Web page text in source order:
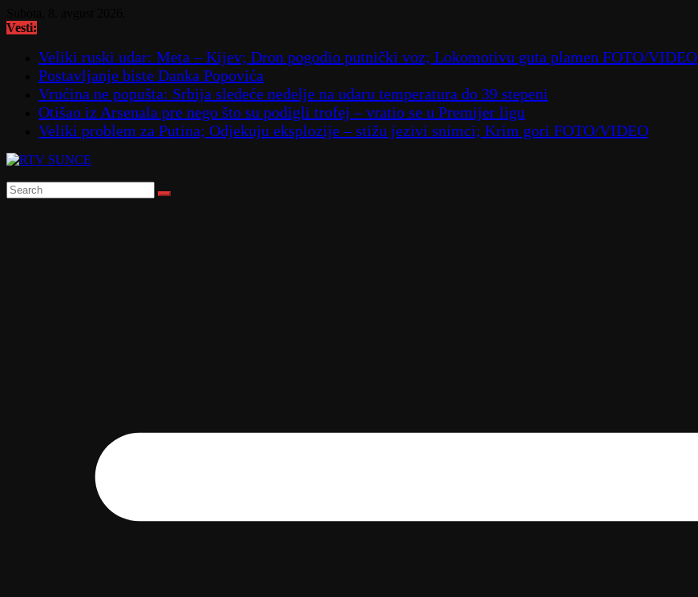
to
Vesti:
Veliki ruski udar: Meta – Kijev; Dron pogodio putnički voz; Lokomotivu guta plamen FOTO/VIDEO
Postavljanje biste Danka Popovića
Vrućina ne popušta: Srbija sledeće nedelje na udaru temperatura do 39 stepeni
Otišao iz Arsenala pre nego što su podigli trofej – vratio se u Premijer ligu
Veliki problem za Putina; Odjekuju eksplozije – stižu jezivi snimci; Krim gori FOTO/VIDEO